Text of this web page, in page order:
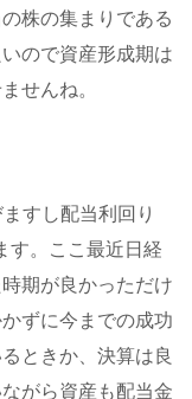
株の集まりである
ので資産形成期は
せんね。
すし配当利回り
す。ここ最近日経
期が良かっただけ
ずに今までの成功
ときか、決算は良
がら資産も配当金